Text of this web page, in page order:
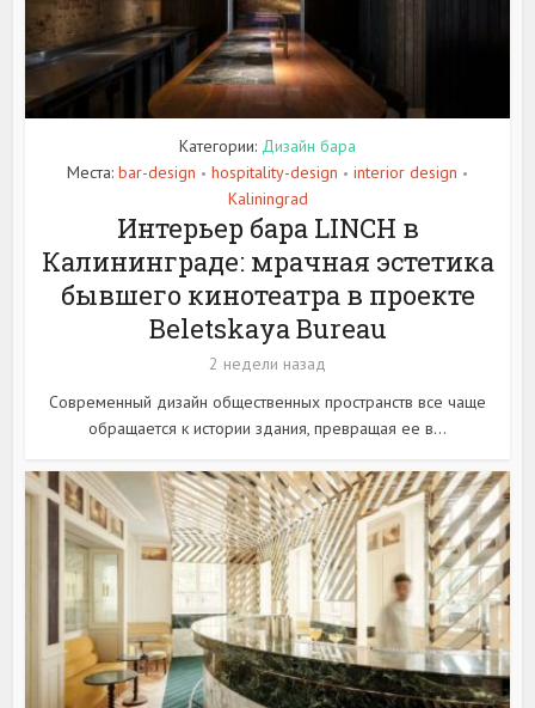
Категории: Дизайн бара
Места: bar-design • hospitality-design • interior design •
Kaliningrad
Интерьер бара LINCH в
Калининграде: мрачная эстетика
бывшего кинотеатра в проекте
Beletskaya Bureau
2 недели назад
Современный дизайн общественных пространств все чаще
обращается к истории здания, превращая ее в...